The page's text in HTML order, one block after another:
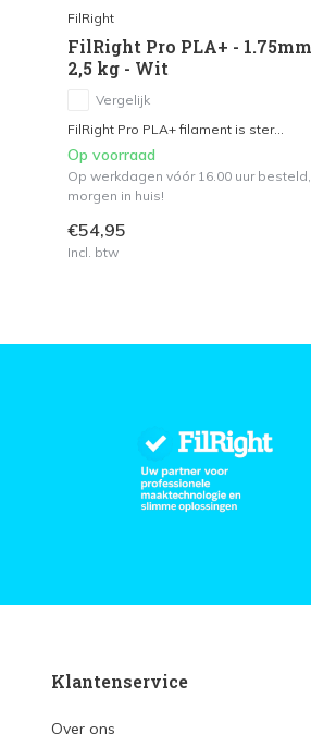
FilRight
FilRight Pro PLA+ -
2,5 kg - Wit
Vergelijk
FilRight Pro PLA+ filament is ster...
Op voorraad
Op werkdagen vóór 16.00 uur besteld,
morgen in huis!
€54,95
Incl. btw
Klantenservice
Over ons